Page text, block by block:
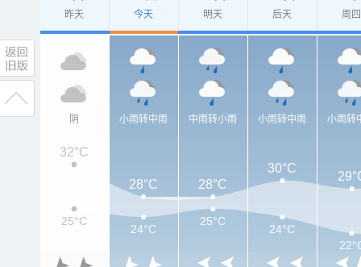
昨天 今天 明天 后天 周四
阴 小雨转中雨 中雨转小雨 小雨转中雨 小雨转
32°C
28°C 28°C
30°C
25°C
24°C
25°C
24°C